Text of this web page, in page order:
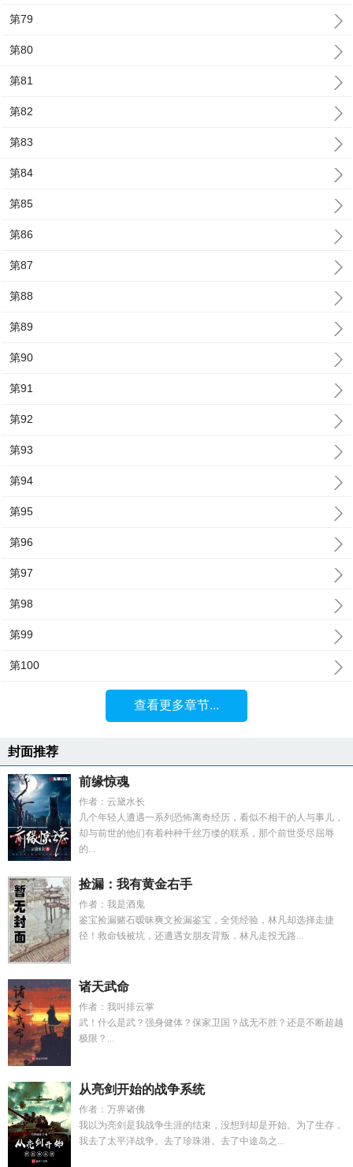
第79
第80
第81
第82
第83
第84
第85
第86
第87
第88
第89
第90
第91
第92
第93
第94
第95
第96
第97
第98
第99
第100
查看更多章节...
封面推荐
前缘惊魂
作者：云黛水长
几个年轻人遭遇一系列恐怖离奇经历，看似不相干的人与事儿，
却与前世的他们有着种种千丝万缕的联系，那个前世受尽屈辱
的...
捡漏：我有黄金右手
作者：我是酒鬼
鉴宝捡漏赌石暧昧爽文捡漏鉴宝，全凭经验，林凡却选择走捷
径！救命钱被坑，还遭遇女朋友背叛，林凡走投无路...
诸天武命
作者：我叫排云掌
武！什么是武？强身健体？保家卫国？战无不胜？还是不断超越
极限？...
从亮剑开始的战争系统
作者：万界诸佛
我以为亮剑是我战争生涯的结束，没想到却是开始。为了生存，
我去了太平洋战争。去了珍珠港。去了中途岛之...